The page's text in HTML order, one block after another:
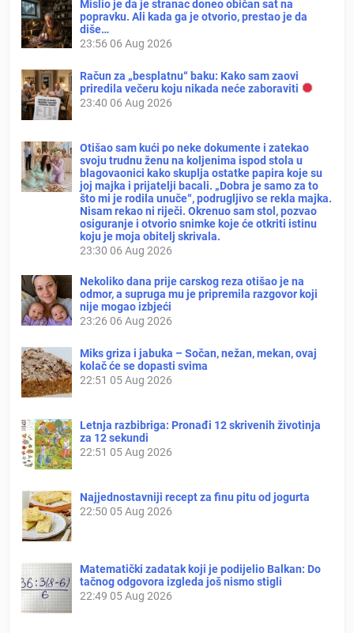
Mislio je da je stranac doneo običan sat na
popravku. Ali kada ga je otvorio, prestao je da
diše…
23:56 06 Aug 2026
Račun za „besplatnu“ baku: Kako sam zaovi
priredila večeru koju nikada neće zaboraviti
23:40 06 Aug 2026
Otišao sam kući po neke dokumente i zatekao
svoju trudnu ženu na koljenima ispod stola u
blagovaonici kako skuplja ostatke papira koje su
joj majka i prijatelji bacali. „Dobra je samo za to
što mi je rodila unuče“, podrugljivo se rekla majka.
Nisam rekao ni riječi. Okrenuo sam stol, pozvao
osiguranje i otvorio snimke koje će otkriti istinu
koju je moja obitelj skrivala.
23:30 06 Aug 2026
Nekoliko dana prije carskog reza otišao je na
odmor, a supruga mu je pripremila razgovor koji
nije mogao izbjeći
23:26 06 Aug 2026
Miks griza i jabuka – Sočan, nežan, mekan, ovaj
kolač će se dopasti svima
22:51 05 Aug 2026
Letnja razbibriga: Pronađi 12 skrivenih životinja
za 12 sekundi
22:51 05 Aug 2026
Najjednostavniji recept za finu pitu od jogurta
22:50 05 Aug 2026
Matematički zadatak koji je podijelio Balkan: Do
tačnog odgovora izgleda još nismo stigli
22:49 05 Aug 2026